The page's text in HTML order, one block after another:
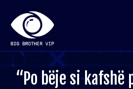
“Po bëje si kafshë